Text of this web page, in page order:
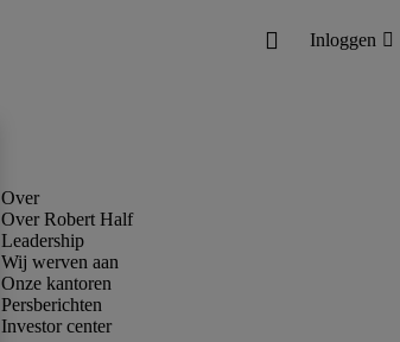
Over Robert Half
Leadership
Wij werven aan
Onze kantoren
Persberichten
Investor center